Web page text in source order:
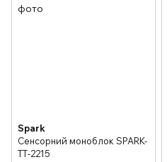
Spark
Сенсорний моноблок SPARK-
ТТ-2215